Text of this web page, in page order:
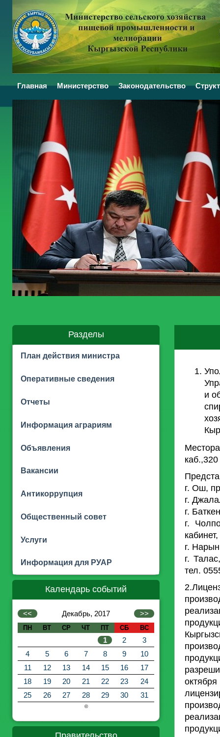
Главная Министерство Законодательство
Разделы
План действия министра
Оперативные сведения
Отчеты
Информация аграриям
Объявления
Вакансии
Антикоррупция
Общественный совет
Услуги
Информация для РУАР
Календарь событий
<< Декабрь, 2017 >>
ПН ВТ СР ЧТ ПТ СБ ВС
1 2
3
4
5 6 7 8 9
10
11
12 13 14 15 16
17
18
19 20 21 22 23
24
25
26 27 28 29 30 31
©
и
г. Ош,
г.
г.
г.
г.
г.
тел.